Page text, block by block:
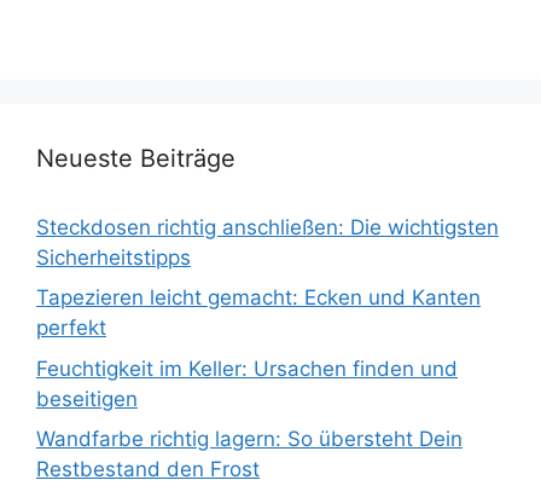
Neueste Beiträge
Steckdosen richtig anschließen: Die wichtigsten
Sicherheitstipps
Tapezieren leicht gemacht: Ecken und Kanten
perfekt
Feuchtigkeit im Keller: Ursachen finden und
beseitigen
Wandfarbe richtig lagern: So übersteht Dein
Restbestand den Frost